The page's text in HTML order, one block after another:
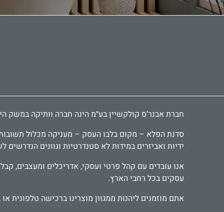
חברת אבנר‘ס קולקשיין בע״מ הינה חברה וותיקה במשק הישראלי ומובילה כבר 30 שנה בתחום יבוא ושיווק אביזרי אמבטיה,
סדנת הפלא – מקום בלבו העסק – מעניקה מכלול תשובות
ידיות ואביזרים במידות לא סטנדרטיות וגוונים הנדרשים
עסקים בכל רחבי הארץ.
אתם מוזמנים ליהנות ממגוון מוצרינו ברכישה טלפונית